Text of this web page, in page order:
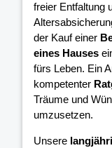
freier Entfaltung
der Kauf einer
eines Hauses
fürs Leben. Ein
kompetenter
Träume und
umzusetzen.
Unsere